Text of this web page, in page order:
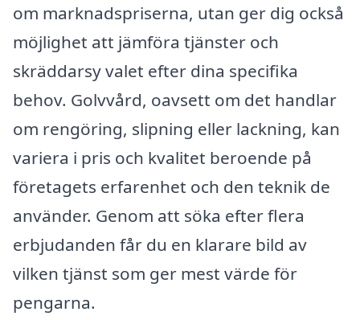
om marknadspriserna, utan ger dig också
möjlighet att jämföra tjänster och
skräddarsy valet efter dina specifika
behov. Golvvård, oavsett om det handlar
om rengöring, slipning eller lackning, kan
variera i pris och kvalitet beroende på
företagets erfarenhet och den teknik de
använder. Genom att söka efter flera
erbjudanden får du en klarare bild av
vilken tjänst som ger mest värde för
pengarna.